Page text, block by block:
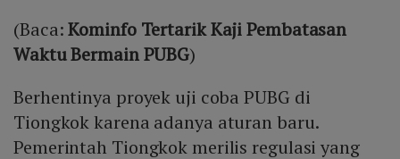
(Baca:Kominfo Tertarik Kaji Pembatasan
Waktu Bermain PUBG)
Berhentinya proyek uji coba PUBG di
Tiongkok karena adanya aturan baru.
Pemerintah Tiongkok merilis regulasi yang